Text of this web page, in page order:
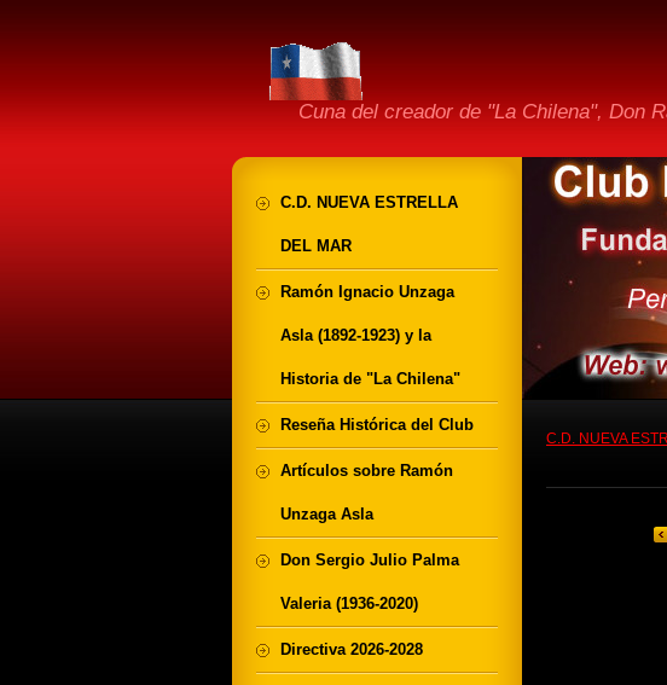
Cuna del creador de "La Chilena", Don
C.D. NUEVA
C.D. NUEVA ESTRELLA
DEL MAR
Ramón Ignacio Unzaga
Asla (1892-1923) y la
Historia de "La Chilena"
Reseña Histórica del Club
Artículos sobre Ramón
Unzaga Asla
Don Sergio Julio Palma
Valeria (1936-2020)
Directiva 2026-2028